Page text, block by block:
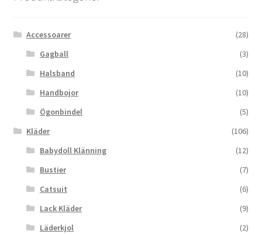
Accessoarer
(28)
Gagball
(3)
Halsband
(10)
Handbojor
(10)
Ögonbindel
(5)
Kläder
(106)
Babydoll Klänning
(12)
Bustier
(7)
Catsuit
(6)
Lack Kläder
(9)
Läderkjol
(2)